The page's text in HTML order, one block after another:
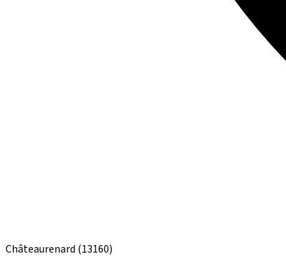
Châteaurenard (13160)